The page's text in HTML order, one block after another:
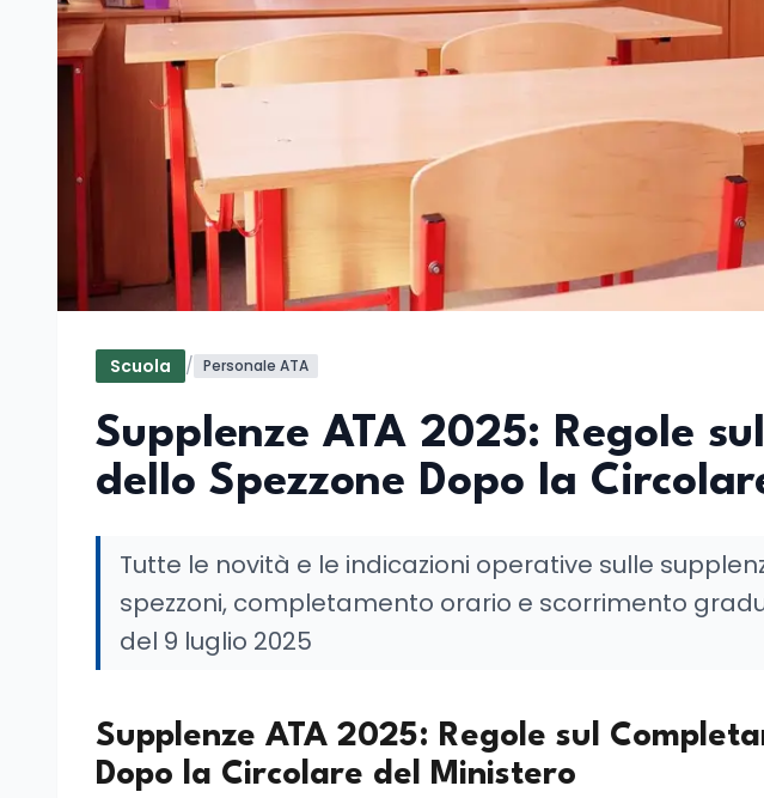
Scuola / Personale ATA
Supplenze ATA 2025: Regole
dello Spezzone Dopo la
Tutte le novità e le indicazioni operative sulle
spezzoni, completamento orario e scorrimento
del 9 luglio 2025
Supplenze ATA 2025: Regole sul
Dopo la Circolare del Ministero